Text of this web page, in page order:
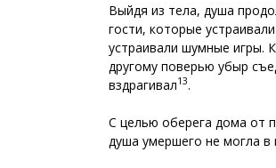
Выйдя из тела, душа
гости, которые
устраивали шумные игры.
другому поверью убыр
вздрагивал13.
С целью оберега дома от
душа умершего не могла в